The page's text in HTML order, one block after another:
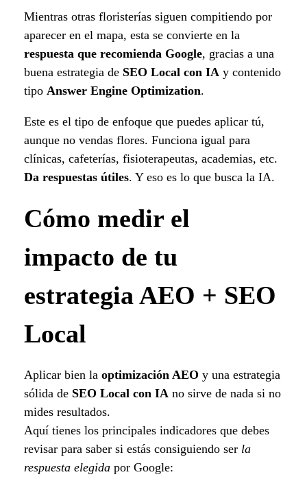
Mientras otras floristerías siguen compitiendo por
aparecer en el mapa, esta se convierte en la
respuesta que recomienda Google, gracias a una
buena estrategia de SEO Local con IA y contenido
tipo Answer Engine Optimization.
Este es el tipo de enfoque que puedes aplicar tú,
aunque no vendas flores. Funciona igual para
clínicas, cafeterías, fisioterapeutas, academias, etc.
Da respuestas útiles. Y eso es lo que busca la IA.
Cómo medir el
impacto de tu
estrategia AEO + SEO
Local
Aplicar bien la optimización AEO y una estrategia
sólida de SEO Local con IA no sirve de nada si no
mides resultados.
Aquí tienes los principales indicadores que debes
revisar para saber si estás consiguiendo ser la
respuesta elegida por Google: